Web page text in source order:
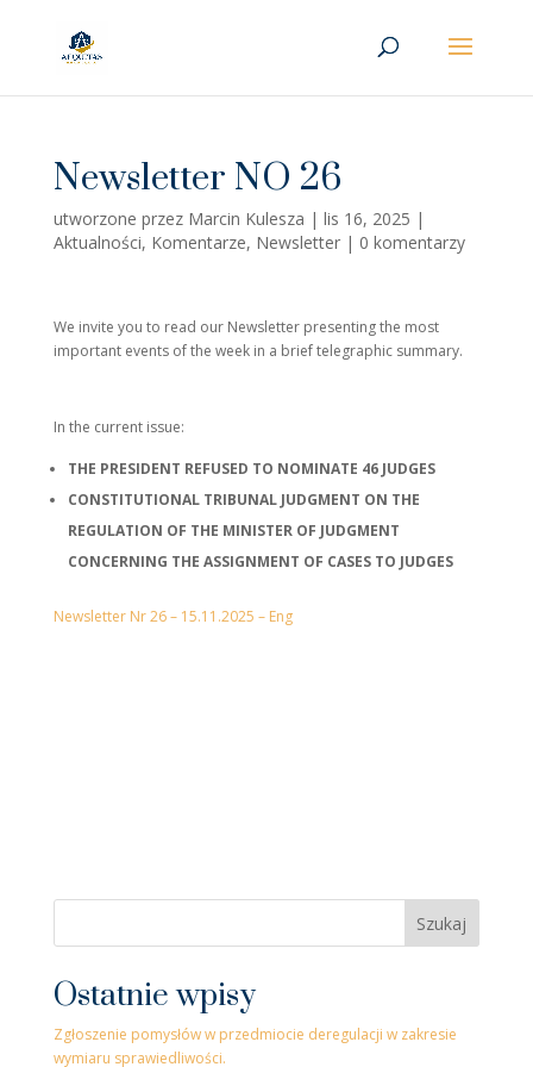
Newsletter NO 26
utworzone przez Marcin Kulesza | lis 16, 2025 |
Aktualności, Komentarze, Newsletter| 0 komentarzy
We invite you to read our Newsletter presenting the most
important events of the week in a brief telegraphic summary.
In the current issue:
THE PRESIDENT REFUSED TO NOMINATE 46 JUDGES
CONSTITUTIONAL TRIBUNAL JUDGMENT ON THE
REGULATION OF THE MINISTER OF JUDGMENT
CONCERNING THE ASSIGNMENT OF CASES TO JUDGES
Newsletter Nr 26 – 15.11.2025 – Eng
Szukaj
Ostatnie wpisy
Zgłoszenie pomysłów w przedmiocie deregulacji w zakresie
wymiaru sprawiedliwości.